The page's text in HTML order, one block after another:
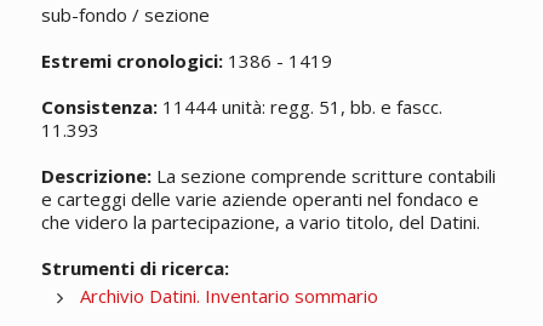
sub-fondo / sezione
Estremi cronologici:1386 - 1419
Consistenza:11444 unità: regg. 51, bb. e fascc.
11.393
Descrizione:La sezione comprende scritture contabili
e carteggi delle varie aziende operanti nel fondaco e
che videro la partecipazione, a vario titolo, del Datini.
Strumenti di ricerca:
Archivio Datini. Inventario sommario